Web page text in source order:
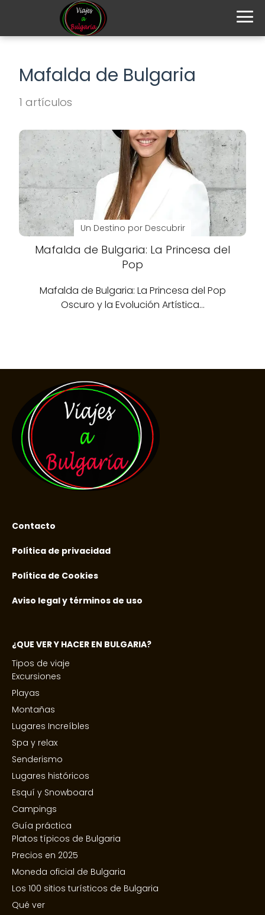
Mafalda de Bulgaria
1 artículos
Un Destino por Descubrir
Mafalda de Bulgaria: La Princesa del
Pop
Mafalda de Bulgaria: La Princesa del Pop
Oscuro y la Evolución Artística…
Contacto
Política de privacidad
Política de Cookies
Aviso legal y términos de uso
¿QUE VER Y HACER EN BULGARIA?
Tipos de viaje
Excursiones
Playas
Montañas
Lugares Increíbles
Spa y relax
Senderismo
Lugares históricos
Esquí y Snowboard
Campings
Guía práctica
Platos típicos de Bulgaria
Precios en 2025
Moneda oficial de Bulgaria
Los 100 sitios turísticos de Bulgaria
Qué ver